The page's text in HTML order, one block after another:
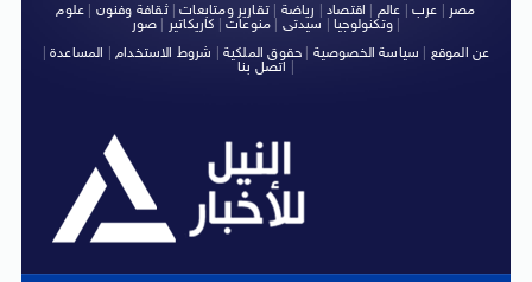
مصر عرب عالم اقتصاد رياضة |تقارير ومتابعات|ثقافة وفنون
علوم
وتكنولوجيا| سيدتى منوعات كاريكاتير صور
|
عن الموقع
سياسة الخصوصية حقوق الملكية شروط الاستخدام| المساعدة|
اتصل بنا